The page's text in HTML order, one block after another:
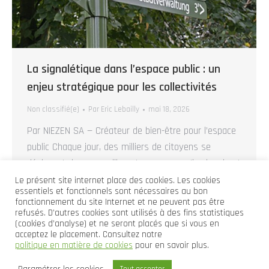
La signalétique dans l’espace public : un
enjeu stratégique pour les collectivités
Non classifié(e) Par Eric Lebailly mai 18, 2026
Par NIEZEN SA — Créateur de bien-être pour l’espace
public Chaque jour, des milliers de citoyens se
déplacent dans nos villes et communes. Ils cherchent
un service administratif, un parking, un monument
historique, un sentier de promenade ou simplement
leur chemin dans un quartier qu’ils ne connaissent
pas. Derrière chacun de ces trajets, une question…
Le présent site internet place des cookies. Les cookies
essentiels et fonctionnels sont nécessaires au bon
fonctionnement du site Internet et ne peuvent pas être
refusés. D’autres cookies sont utilisés à des fins statistiques
(cookies d’analyse) et ne seront placés que si vous en
acceptez le placement. Consultez notre
politique en matière de cookies pour en savoir plus.